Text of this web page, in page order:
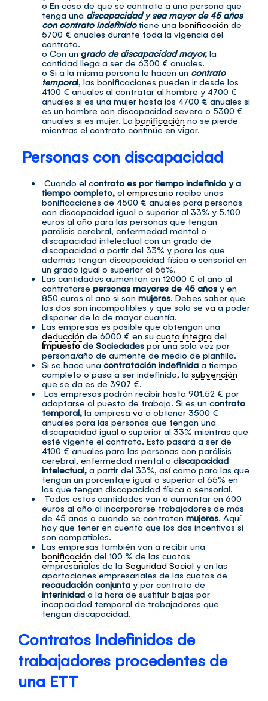
o En caso de que se contrate a una persona que
tenga una discapacidad y sea mayor de 45 años
con contrato indefinidotiene una bonificación de
5700 € anuales durante toda la vigencia del
contrato.
o Con un grado de discapacidad mayor, la
cantidad llega a ser de 6300 € anuales.
o Si a la misma persona le hacen un contrato
temporal, las bonificaciones pueden ir desde los
4100 € anuales al contratar al hombre y 4700 €
anuales si es una mujer hasta los 4700 € anuales si
es un hombre con discapacidad severa o 5300 €
anuales si es mujer. La bonificación no se pierde
mientras el contrato continúe en vigor.
Personas con discapacidad
Cuando el contrato es por tiempo indefinido y a
tiempo completo, el empresariorecibe unas
bonificaciones de 4500 € anuales para personas
con discapacidad igual o superior al 33% y 5.100
euros al año para las personas que tengan
parálisis cerebral, enfermedad mental o
discapacidad intelectual con un grado de
discapacidad a partir del 33% y para las que
además tengan discapacidad física o sensorial en
un grado igual o superior al 65%.
Las cantidades aumentan en 12000 € al año al
contratarse personas mayores de 45 años y en
850 euros al año si son mujeres . Debes saber que
las dos son incompatibles y que solo se va a poder
disponer de la de mayor cuantía.
Las empresas es posible que obtengan una
deducción de 6000 € en su cuota íntegra del
Impuestode Sociedades por una sola vez por
persona/año de aumente de medio de plantilla.
Si se hace una contratación indefinida a tiempo
completo o pasa a ser indefinido, la subvención
que se da es de 3907 €.
Las empresas podrán recibir hasta 901,52 € por
adaptarse al puesto de trabajo. Si es un contrato
temporal, la empresa va a obtener 3500 €
anuales para las personas que tengan una
discapacidad igual o superior al 33% mientras que
esté vigente el contrato. Esto pasará a ser de
4100 € anuales para las personas con parálisis
cerebral, enfermedad mental o discapacidad
intelectual, a partir del 33%, así como para las que
tengan un porcentaje igual o superior al 65% en
las que tengan discapacidad física o sensorial.
Todas estas cantidades van a aumentar en 600
euros al año al incorporarse trabajadores de más
de 45 años o cuando se contraten mujeres . Aquí
hay que tener en cuenta que los dos incentivos si
son compatibles.
Las empresas también van a recibir una
bonificación del 100 % de las cuotas
empresariales de la Seguridad Social y en las
aportaciones empresariales de las cuotas de
recaudación conjunta y por contrato de
interinidad a la hora de sustituir bajas por
incapacidad temporal de trabajadores que
tengan discapacidad.
Contratos Indefinidos de
trabajadores procedentes de
una ETT